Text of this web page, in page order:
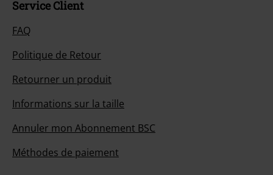
Service Client
FAQ
Politique de Retour
Retourner un produit
Informations sur la taille
Annuler mon Abonnement BSC
Méthodes de paiement